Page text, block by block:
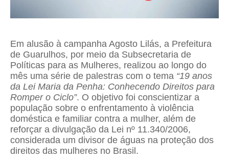
Em alusão à campanha Agosto Lilás, a Prefeitura
de Guarulhos, por meio da Subsecretaria de
Políticas para as Mulheres, realizou ao longo do
mês uma série de palestras com o tema “19 anos
da Lei Maria da Penha: Conhecendo Direitos para
Romper o Ciclo”. O objetivo foi conscientizar a
população sobre o enfrentamento à violência
doméstica e familiar contra a mulher, além de
reforçar a divulgação da Lei nº 11.340/2006,
considerada um divisor de águas na proteção dos
direitos das mulheres no Brasil.